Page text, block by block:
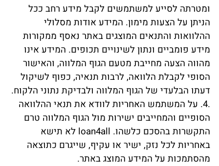
ומטרתה לסייע למשתמשים לקבל מידע רחב ככל
הניתן על הצעות מימון. המידע אודות מסלולי
ההלוואות והתנאים המוצגים באתר נאסף ממקורות
מידע פומביים ונתון לשינויים תכופים. המידע אינו
מהווה הצעה מחייבת מטעם הגוף המלווה, והאישור
הסופי לקבלת הלוואה, לרבות תנאיה, כפוף לשיקול
דעתו הבלעדי של הגוף המלווה ולבדיקת נתוני הלקוח.
.4. על המשתמש האחריות לוודא את תנאי ההלוואה
הסופיים והמחייבים ישירות מול הגוף המלווה טרם
התקשרות בהסכם כלשהו. loan4all לא תישא
באחריות לכל נזק, ישיר או עקיף, שייגרם כתוצאה
מהסתמכות על המידע המוצג באתר.